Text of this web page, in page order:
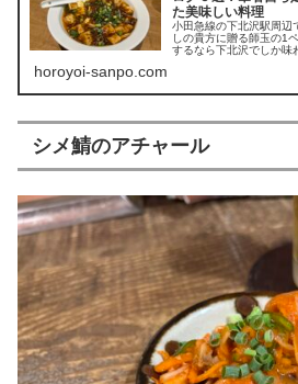
た美味しい料理
小田急線の下北沢駅周辺
しの貴方に贈る師玉の1
するなら下北沢でしか味
満載の「下北沢特集」
horoyoi-sanpo.com
シメ鯖のアチャール